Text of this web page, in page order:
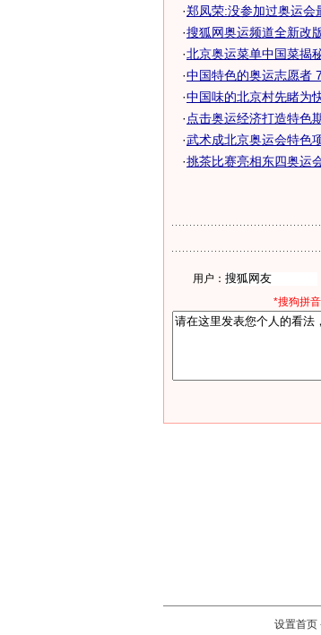
·郑凤荣:没参加过奥运会
·搜狐网奥运频道全新改
·北京奥运菜单中国菜揭
·中国特色的奥运志愿者
·中国味的北京村先睹为
· 点击奥运经济打造特色
·武术成北京奥运会特色
·挑茶比赛亮相东四奥运
用户：
*搜狗拼
设置首页